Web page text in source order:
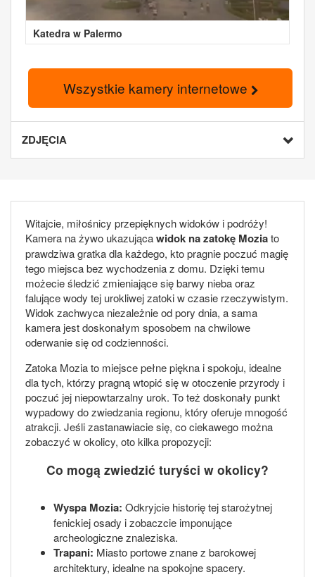
Katedra w Palermo
Wszystkie kamery internetowe
ZDJĘCIA
Witajcie, miłośnicy przepięknych widoków i podróży!
Kamera na żywo ukazującawidok na zatokę Moziato
prawdziwa gratka dla każdego, kto pragnie poczuć magię
tego miejsca bez wychodzenia z domu. Dzięki temu
możecie śledzić zmieniające się barwy nieba oraz
falujące wody tej urokliwej zatoki w czasie rzeczywistym.
Widok zachwyca niezależnie od pory dnia, a sama
kamera jest doskonałym sposobem na chwilowe
oderwanie się od codzienności.
Zatoka Mozia to miejsce pełne piękna i spokoju, idealne
dla tych, którzy pragną wtopić się w otoczenie przyrody i
poczuć jej niepowtarzalny urok. To też doskonały punkt
wypadowy do zwiedzania regionu, który oferuje mnogość
atrakcji. Jeśli zastanawiacie się, co ciekawego można
zobaczyć w okolicy, oto kilka propozycji:
Co mogą zwiedzić turyści w okolicy?
Wyspa Mozia: Odkryjcie historię tej starożytnej
fenickiej osady i zobaczcie imponujące
archeologiczne znaleziska.
Trapani: Miasto portowe znane z barokowej
architektury, idealne na spokojne spacery.